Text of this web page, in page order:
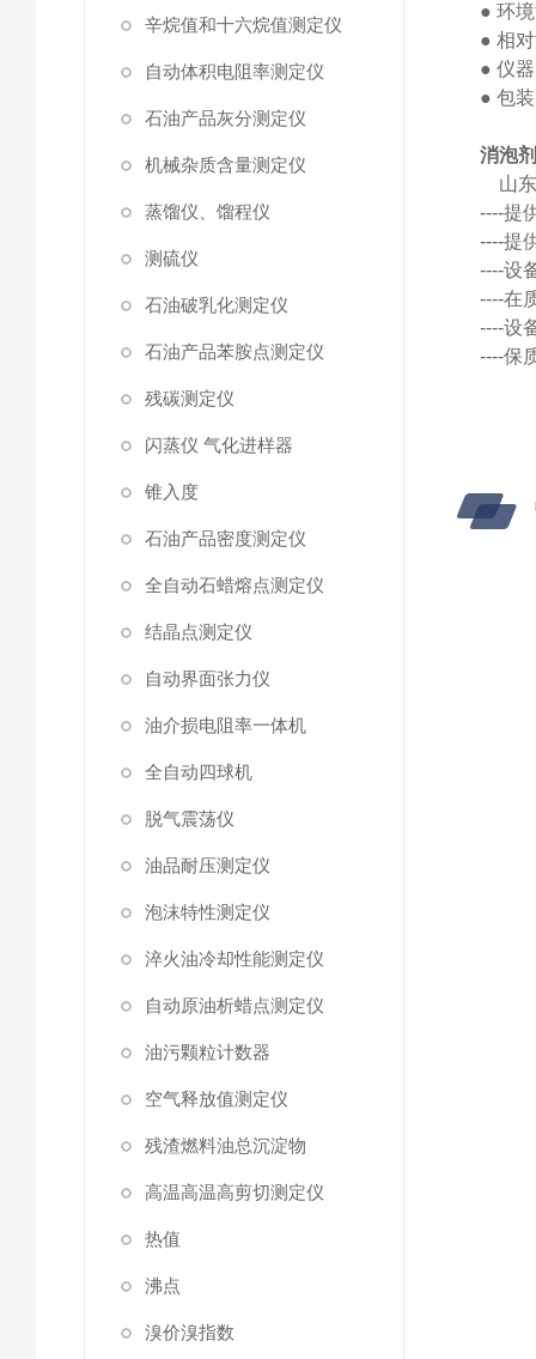
辛烷值和十六烷值测定仪
自动体积电阻率测定仪
石油产品灰分测定仪
机械杂质含量测定仪
蒸馏仪、馏程仪
测硫仪
石油破乳化测定仪
石油产品苯胺点测定仪
残碳测定仪
闪蒸仪 气化进样器
锥入度
石油产品密度测定仪
全自动石蜡熔点测定仪
结晶点测定仪
自动界面张力仪
油介损电阻率一体机
全自动四球机
脱气震荡仪
油品耐压测定仪
泡沫特性测定仪
淬火油冷却性能测定仪
自动原油析蜡点测定仪
油污颗粒计数器
空气释放值测定仪
残渣燃料油总沉淀物
高温高温高剪切测定仪
热值
沸点
溴价溴指数
● 环
● 相
● 仪
● 包
消泡
山
----提
----提
----设
----在
----设
----保